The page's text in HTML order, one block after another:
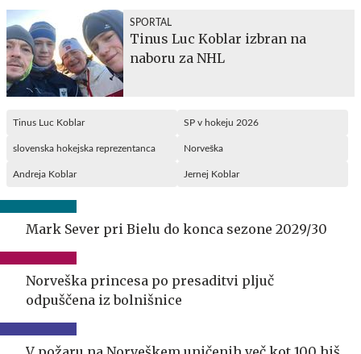
SPORTAL
Tinus Luc Koblar izbran na
naboru za NHL
Tinus Luc Koblar SP v hokeju 2026
slovenska hokejska reprezentanca Norveška
Andreja Koblar Jernej Koblar
Mark Sever pri Bielu do konca sezone 2029/30
Norveška princesa po presaditvi pljuč
odpuščena iz bolnišnice